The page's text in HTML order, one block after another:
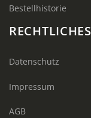
Bestellhistorie
RECHTLICHES
Datenschutz
Impressum
AGB